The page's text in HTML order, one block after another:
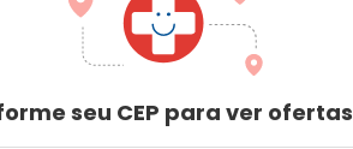
seu CEP para ver ofertas